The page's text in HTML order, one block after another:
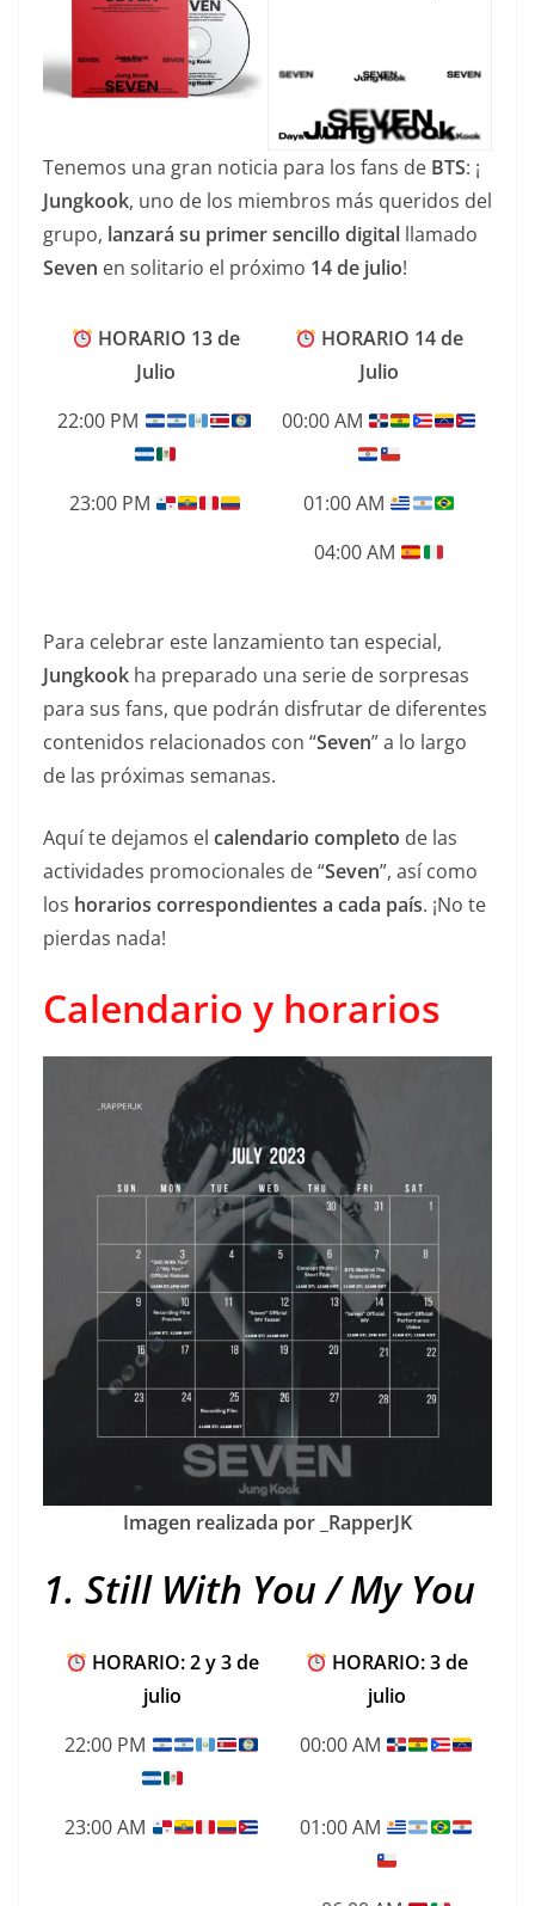
Tenemos una gran noticia para los fans de BTS: ¡
Jungkook, uno de los miembros más queridos del
grupo, lanzará su primer sencillo digital llamado
Seven en solitario el próximo 14 de julio!
HORARIO 13 de
Julio
HORARIO 14 de
Julio
22:00 PM
00:00 AM
23:00 PM
01:00 AM
04:00 AM
Para celebrar este lanzamiento tan especial,
Jungkook ha preparado una serie de sorpresas
para sus fans, que podrán disfrutar de diferentes
contenidos relacionados con “Seven” a lo largo
de las próximas semanas.
Aquí te dejamos el calendario completo de las
actividades promocionales de “Seven”, así como
los horarios correspondientes a cada país. ¡No te
pierdas nada!
Calendario y horarios
Imagen realizada por _RapperJK
1. Still With You / My You
HORARIO: 2 y 3 de
julio
HORARIO: 3 de
julio
22:00 PM
00:00 AM
23:00 AM 01:00 AM